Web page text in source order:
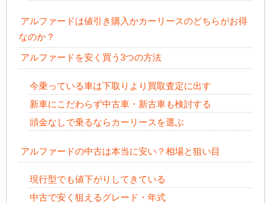
アルファードは値引き購入かカーリースのどちらがお得
なのか？
アルファードを安く買う3つの方法
今乗っている車は下取りより買取査定に出す
新車にこだわらず中古車・新古車も検討する
頭金なしで乗るならカーリースを選ぶ
アルファードの中古は本当に安い？相場と狙い目
現行型でも値下がりしてきている
中古で安く狙えるグレード・年式